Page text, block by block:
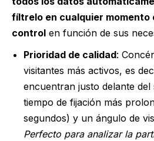
fíltrelo en cualquier momento
control en función de sus
Prioridad de calidad:
visitantes más activos, es
encuentran justo delante
tiempo de fijación más
segundos) y un ángulo de
Perfecto para analizar la